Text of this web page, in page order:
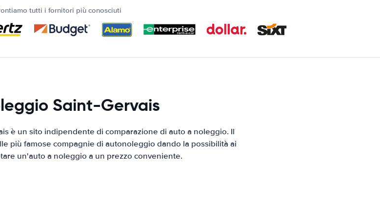
tutti i fornitori più conosciuti
Saint-Gervais
è un sito indipendente di comparazione di auto a noleggio. Il
più famose compagnie di autonoleggio dando la possibilità ai
un'auto a noleggio a un prezzo conveniente.